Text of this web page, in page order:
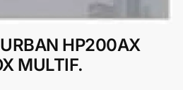
HP200AX
MULTIF.